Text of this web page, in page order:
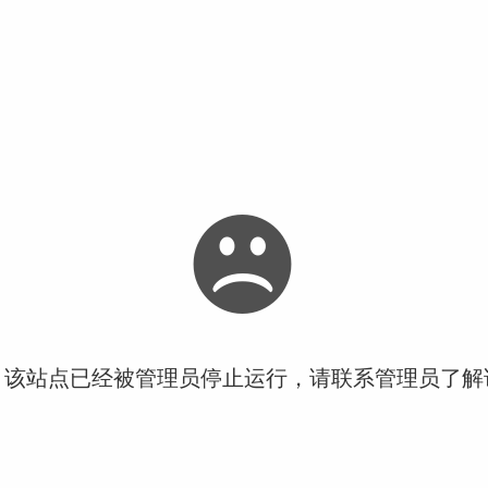
站点已经被管理员停止运行，请联系管理员了